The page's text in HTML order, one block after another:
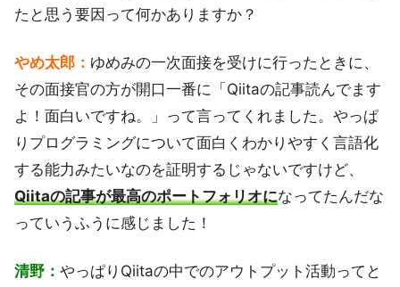
たと思う要因って何かありますか？
やめ太郎： ゆめみの一次面接を受けに行ったときに、
その面接官の方が開口一番に「Qiitaの記事読んでます
よ！面白いですね。」って言ってくれました。やっぱ
りプログラミングについて面白くわかりやすく言語化
する能力みたいなのを証明するじゃないですけど、
Qiitaの記事が最高のポートフォリオになってたんだな
っていうふうに感じました！
清野： やっぱりQiitaの中でのアウトプット活動ってと